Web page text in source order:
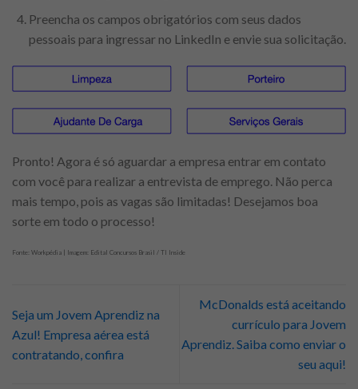
Preencha os campos obrigatórios com seus dados
pessoais para ingressar no LinkedIn e envie sua solicitação.
Pronto! Agora é só aguardar a empresa entrar em contato
com você para realizar a entrevista de emprego. Não perca
mais tempo, pois as vagas são limitadas! Desejamos boa
sorte em todo o processo!
Fonte: Workpédia | Imagem: Edital Concursos Brasil / TI Inside
Seja um Jovem Aprendiz na
Azul! Empresa aérea está
contratando, confira
McDonalds está aceitando
currículo para Jovem
Aprendiz. Saiba como enviar o
seu aqui!